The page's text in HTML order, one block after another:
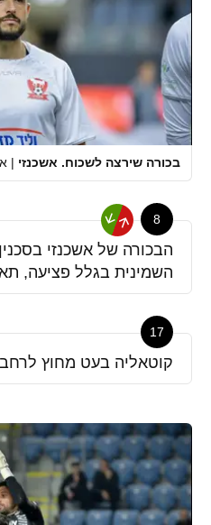
בכורה שירצה לשכוח. אשכנזי |
8
הבכורה של אשכנזי
השמינית בגלל פציעה,
17
קוטאליה בעט מחוץ